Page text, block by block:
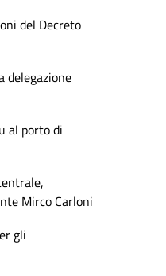
del Decreto
delegazione
al porto di
Mirco Carloni
gli